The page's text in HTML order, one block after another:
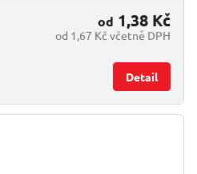
od 1,67 Kč včetně DPH
od 1,38 Kč
Detail